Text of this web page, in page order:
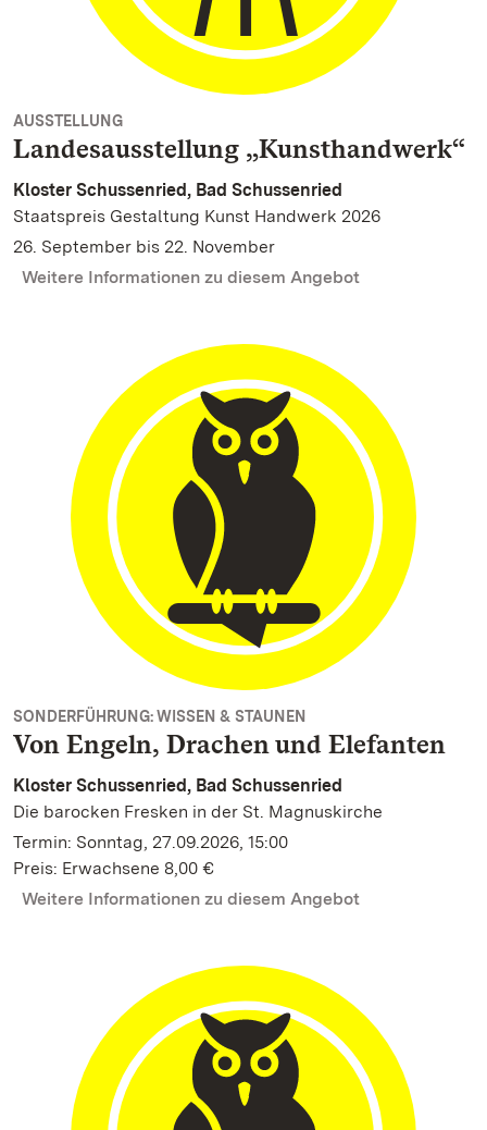
AUSSTELLUNG
Landesausstellung „Kunsthandwerk“
Kloster Schussenried, Bad Schussenried
Staatspreis Gestaltung Kunst Handwerk 2026
26. September bis 22. November
Weitere Informationen zu diesem Angebot
SONDERFÜHRUNG: WISSEN & STAUNEN
Von Engeln, Drachen und Elefanten
Kloster Schussenried, Bad Schussenried
Die barocken Fresken in der St. Magnuskirche
Termin: Sonntag, 27.09.2026, 15:00
Preis: Erwachsene 8,00 €
Weitere Informationen zu diesem Angebot